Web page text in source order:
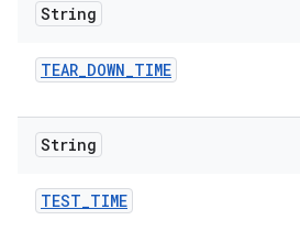
String
TEAR_DOWN_TIME
String
TEST_TIME